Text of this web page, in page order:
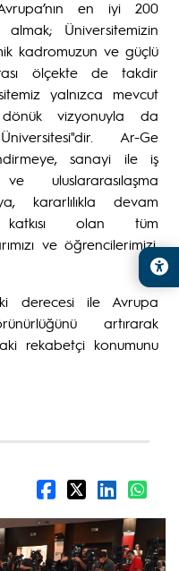
en iyi 200
Üniversitemizin
kadromuzun ve güçlü
ölçekte de takdir
yalnızca mevcut
vizyonuyla da
Ar-Ge
sanayi ile iş
uluslararasılaşma
kararlılıkla devam
olan tüm
ve öğrencilerimizi,
derecesi ile Avrupa
artırarak
rekabetçi konumunu